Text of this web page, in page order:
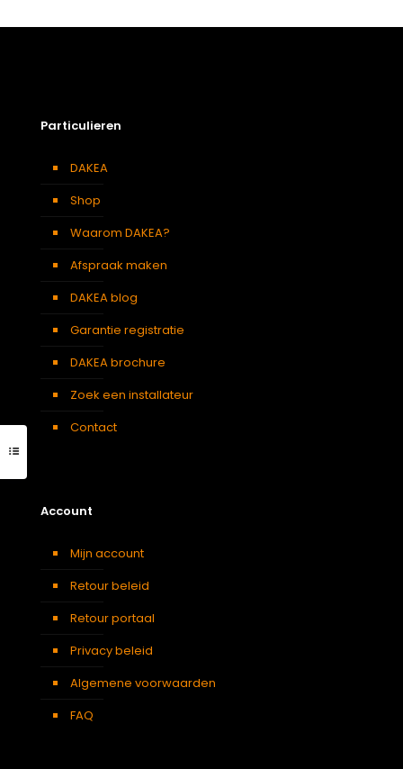
Particulieren
DAKEA
Shop
Waarom DAKEA?
Afspraak maken
DAKEA blog
Garantie registratie
DAKEA brochure
Zoek een installateur
Contact
Account
Mijn account
Retour beleid
Retour portaal
Privacy beleid
Algemene voorwaarden
FAQ